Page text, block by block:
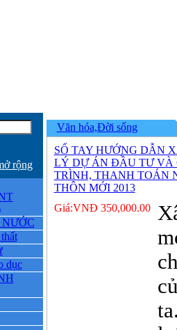
rộng
dục
Văn hóa,Đời sống
SỔ TAY HƯỚNG DẪN
LÝ DỰ ÁN ĐẦU TƯ VÀ
TRÌNH, THANH TOÁN
THÔN MỚI 2013
Giá:VNĐ 350,000.00